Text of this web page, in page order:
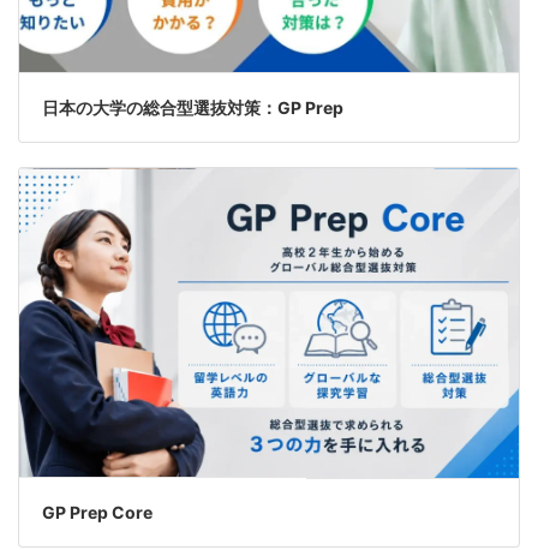
日本の大学の総合型選抜対策：GP Prep
GP Prep Core